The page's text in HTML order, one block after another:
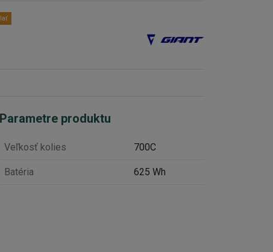
Parametre produktu
Veľkosť kolies 700C
Batéria 625 Wh